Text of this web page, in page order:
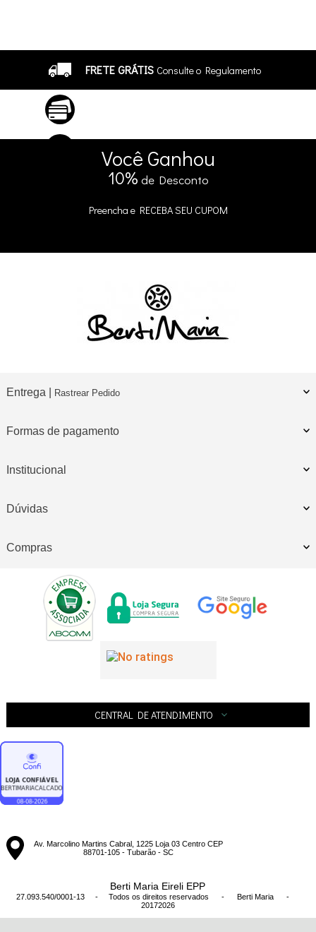
FRETE GRÁTIS Consulte o Regulamento
5% DE DESCONTO no Pix e Boleto
Você Ganhou
10% de Desconto
Preencha e RECEBA SEU CUPOM
Entrega | Rastrear Pedido
Formas de pagamento
Institucional
Dúvidas
Compras
CENTRAL DE ATENDIMENTO
Av. Marcolino Martins Cabral, 1225 Loja 03 Centro CEP
88701-105 - Tubarão - SC
Berti Maria Eireli EPP
27.093.540/0001-13 - Todos os direitos reservados - Berti Maria
-
20172026